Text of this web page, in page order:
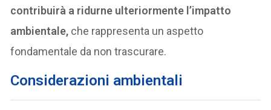
contribuirà a ridurne ulteriormente l’impatto
ambientale, che rappresenta un aspetto
fondamentale da non trascurare.
Considerazioni ambientali